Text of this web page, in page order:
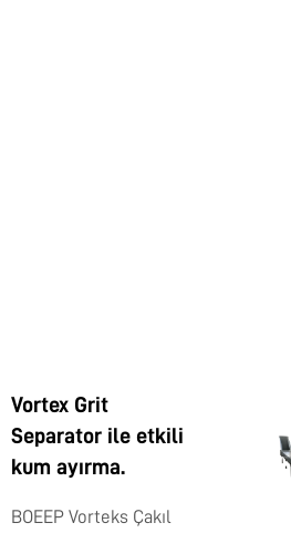
Vortex Grit
Separator ile etkili
kum ayırma.
BOEEP Vorteks Çakıl